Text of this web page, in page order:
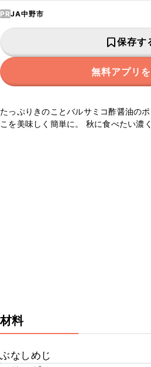
PRJA中野市
保存す
無料アプリを
たっぷりきのことバルサミコ酢醤油の
こを美味しく簡単に。 秋に食べたい濃
材料
ぶなしめじ